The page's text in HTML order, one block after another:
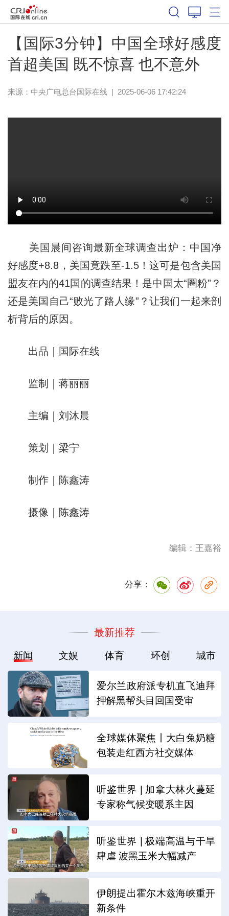
【国际3分钟】中国全球好感度
首超美国 既不惊喜 也不意外
来源：中央广电总台国际在线| 2025-06-06 17:42:24
美国晨间咨询最新全球调查出炉：中国净
好感度+8.8，美国竟跌至-1.5！这可是包含美国
盟友在内的41国的调查结果！是中国太“圈粉”？
还是美国自己“败光了路人缘”？让我们一起来剖
析背后的原因。
出品｜国际在线
监制｜蒋丽丽
主编｜刘沐晨
策划｜梁宁
制作｜陈鑫涛
摄像｜陈鑫涛
编辑：王嘉裕
分享：
最新推荐
新闻 文娱 体育 环创 城市
爱尔兰政府派专机直飞迪拜
押解黑帮头目回国受审
全球媒体聚焦丨大白兔奶糖
包装走红西方社交媒体
听鉴世界 | 加拿大林火蔓延
专家称气候变暖系主因
听鉴世界 | 极端高温与干旱
肆虐 波黑玉米大幅减产
伊朗提出霍尔木兹海峡重开
新条件